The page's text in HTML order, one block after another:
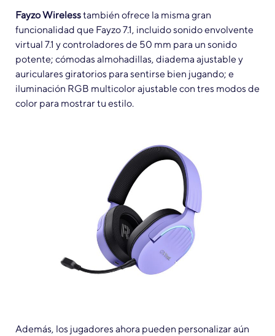
Fayzo Wirelesstambién ofrece la misma gran
funcionalidad que Fayzo 7.1, incluido sonido envolvente
virtual 7.1 y controladores de 50 mm para un sonido
potente; cómodas almohadillas, diadema ajustable y
auriculares giratorios para sentirse bien jugando; e
iluminación RGB multicolor ajustable con tres modos de
color para mostrar tu estilo.
Además, los jugadores ahora pueden personalizar aún